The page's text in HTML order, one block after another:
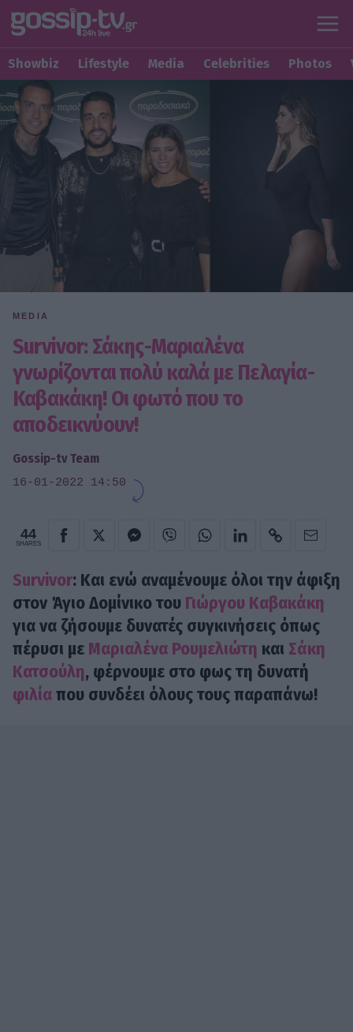
Showbiz Lifestyle Media Celebrities Photos
MEDIA
Survivor: Σάκης-Μαριαλένα
γνωρίζονται πολύ καλά με Πελαγία-
Καβακάκη! Οι φωτό που το
αποδεικνύουν!
Gossip-tv Team
16-01-2022 14:50
44
SHARES
Survivor: Και ενώ αναμένουμε όλοι την άφιξη
στον Άγιο Δομίνικο του Γιώργου Καβακάκη
για να ζήσουμε δυνατές συγκινήσεις όπως
πέρυσι με Μαριαλένα Ρουμελιώτη και Σάκη
Κατσούλη, φέρνουμε στο φως τη δυνατή
φιλίαπου συνδέει όλους τους παραπάνω!